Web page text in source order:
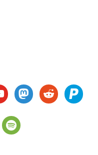
mastodon
reddit paypal
spotify